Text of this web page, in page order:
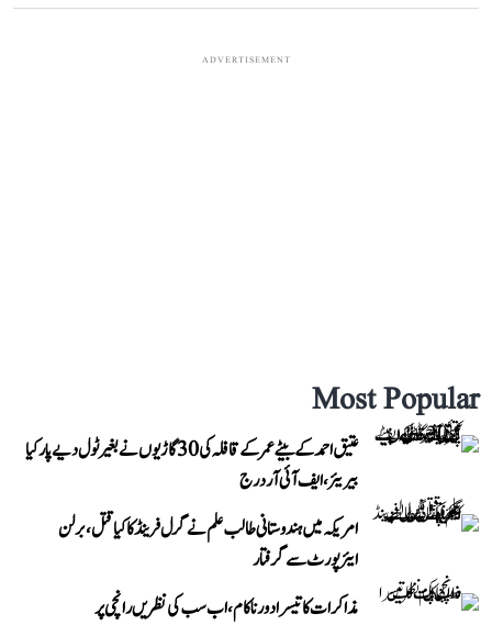
ADVERTISEMENT
Most Popular
عتیق احمد کے بیٹے عمر کے قافلہ کی 30 گاڑیوں نے بغیر ٹول دیے پار کیا
بیریئر، ایف آئی آر درج
امریکہ میں ہندوستانی طالب علم نے گرل فرینڈ کا کیا قتل، برلن
ایئرپورٹ سے گرفتار
مذاکرات کا تیسرا دور ناکام، اب سب کی نظریں رانچی پر